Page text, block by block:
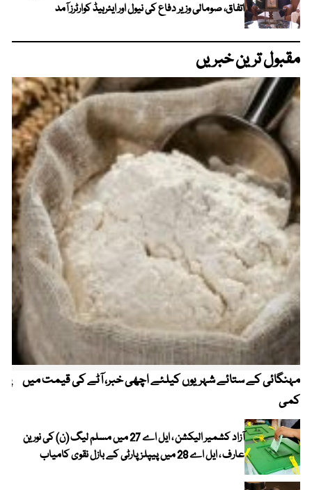
اتفاق، صومالی وزیر دفاع کی نیول اور ایئرہیڈ کوارٹرز آمد
مقبول ترین خبریں
مہنگائی کے ستائے شہریوں کیلئے اچھی خبر، آٹے کی قیمت میں
کمی
آزاد کشمیر الیکشن ، ایل اے 27 میں مسلم لیگ (ن) کی نورین
عارف ، ایل اے 28 میں پیپلز پارٹی کے بازل نقوی کامیاب